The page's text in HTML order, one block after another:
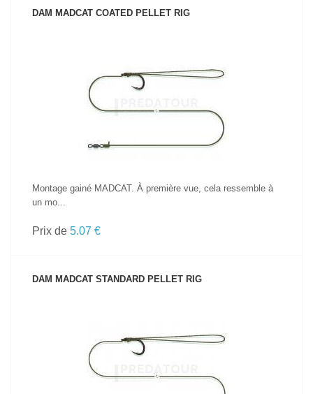
DAM MADCAT COATED PELLET RIG
VOIR LE PRODUIT
Montage gainé MADCAT. À première vue, cela ressemble à
un mo...
Prix de 5.07 €
DAM MADCAT STANDARD PELLET RIG
VOIR LE PRODUIT